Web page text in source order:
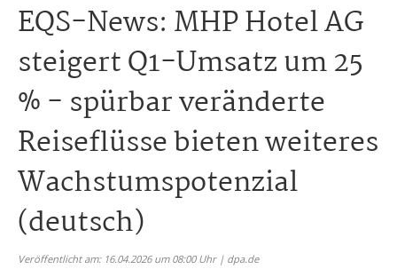
EQS-News: MHP Hotel AG
steigert Q1-Umsatz um 25
% - spürbar veränderte
Reiseflüsse bieten weiteres
Wachstumspotenzial
(deutsch)
Veröffentlicht am: 16.04.2026 um 08:00 Uhr | dpa.de